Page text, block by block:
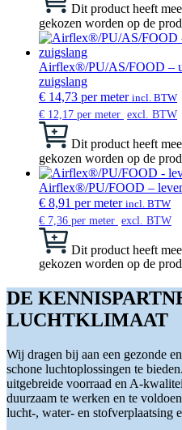
Dit product heeft
gekozen worden op de
Airflex®/PU/AS/FOOD –
zuigslang
€ 14,73 per meter incl. BTW
€ 12,17 per meter excl. BTW
Dit product heeft
gekozen worden op de
Airflex®/PU/FOOD –
€ 8,91 per meter incl. BTW
€ 7,36 per meter excl. BTW
Dit product heeft
gekozen worden op de
DE
LUCHTKLIMAAT
Wij dragen bij aan een gezonde
schone luchtoplossingen te
uitgebreide voorraad en A-
duurzaam te werken en te
lucht-, water- en stofverplaatsing